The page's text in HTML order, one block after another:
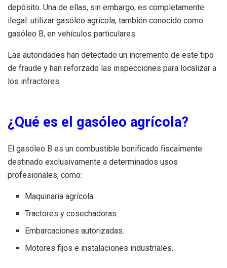
depósito. Una de ellas, sin embargo, es completamente
ilegal: utilizar gasóleo agrícola, también conocido como
gasóleo B, en vehículos particulares.
Las autoridades han detectado un incremento de este tipo
de fraude y han reforzado las inspecciones para localizar a
los infractores.
¿Qué es el gasóleo agrícola?
El gasóleo B es un combustible bonificado fiscalmente
destinado exclusivamente a determinados usos
profesionales, como:
Maquinaria agrícola.
Tractores y cosechadoras.
Embarcaciones autorizadas.
Motores fijos e instalaciones industriales.